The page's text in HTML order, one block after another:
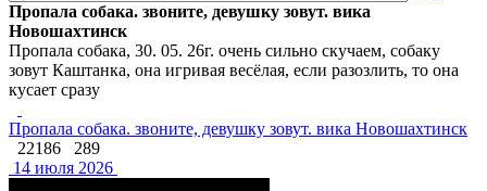
Пропала собака. звоните, девушку зовут. вика
Новошахтинск
Пропала собака, 30. 05. 26г. очень сильно скучаем, собаку
зовут Каштанка, она игривая весёлая, если разозлить, то она
кусает сразу
Пропала собака. звоните, девушку зовут. вика Новошахтинск
22186
289
14 июля 2026